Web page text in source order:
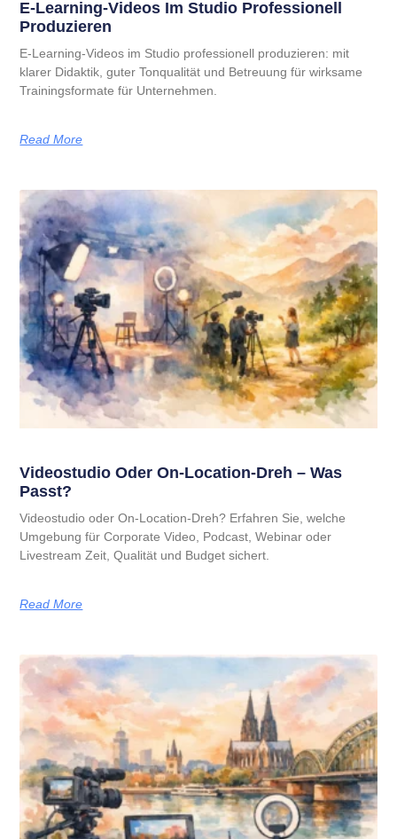
E-Learning-Videos Im Studio Professionell
Produzieren
E-Learning-Videos im Studio professionell produzieren: mit
klarer Didaktik, guter Tonqualität und Betreuung für wirksame
Trainingsformate für Unternehmen.
Read More
Videostudio Oder On-Location-Dreh – Was
Passt?
Videostudio oder On-Location-Dreh? Erfahren Sie, welche
Umgebung für Corporate Video, Podcast, Webinar oder
Livestream Zeit, Qualität und Budget sichert.
Read More